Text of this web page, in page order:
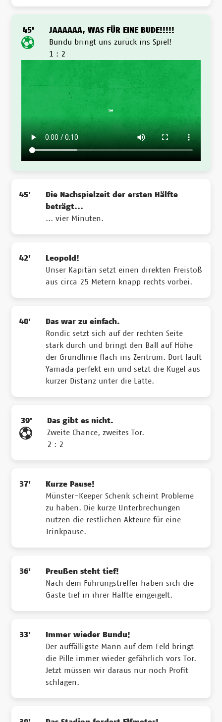
45'
JAAAAAA, WAS FÜR EINE BUDE!!!!!
Bundu bringt uns zurück ins Spiel!
1 : 2
45'
Die Nachspielzeit der ersten Hälfte
beträgt...
... vier Minuten.
42'
Leopold!
Unser Kapitän setzt einen direkten Freistoß
aus circa 25 Metern knapp rechts vorbei.
40'
Das war zu einfach.
Rondic setzt sich auf der rechten Seite
stark durch und bringt den Ball auf Höhe
der Grundlinie flach ins Zentrum. Dort läuft
Yamada perfekt ein und setzt die Kugel aus
kurzer Distanz unter die Latte.
39'
Das gibt es nicht.
Zweite Chance, zweites Tor.
2 : 2
37'
Kurze Pause!
Münster-Keeper Schenk scheint Probleme
zu haben. Die kurze Unterbrechungen
nutzen die restlichen Akteure für eine
Trinkpause.
36'
Preußen steht tief!
Nach dem Führungstreffer haben sich die
Gäste tief in ihrer Hälfte eingeigelt.
33'
Immer wieder Bundu!
Der auffälligste Mann auf dem Feld bringt
die Pille immer wieder gefährlich vors Tor.
Jetzt müssen wir daraus nur noch Profit
schlagen.